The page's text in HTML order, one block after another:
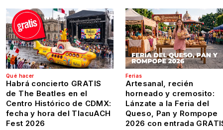
Qué hacer
Habrá concierto GRATIS
de The Beatles en el
Centro Histórico de CDMX:
fecha y hora del TlacuACH
Fest 2026
Ferias
Artesanal, recién
horneado y cremosito:
Lánzate a la Feria del
Queso, Pan y Rompope
2026 con entrada